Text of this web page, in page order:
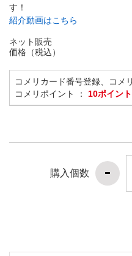
す！
紹介動画はこちら
ネット販売
価格（税込）
コメリカード番号登録、コメ
コメリポイント ： 10ポイン
購入個数